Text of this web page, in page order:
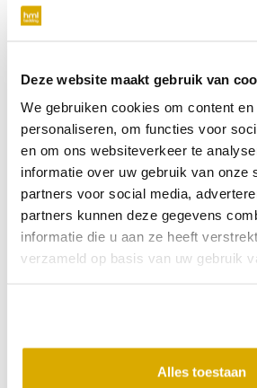
Deze website maakt gebruik van
We gebruiken cookies om content
personaliseren, om functies voor
en om ons websiteverkeer te
informatie over uw gebruik van onze
partners voor social media,
partners kunnen deze gegevens
informatie die u aan ze heeft
verzameld op basis van uw gebruik
Alles toestaan
verplicht
niet verplicht
Datum:15-07-2026
Tijdstip:
Verkooppunt